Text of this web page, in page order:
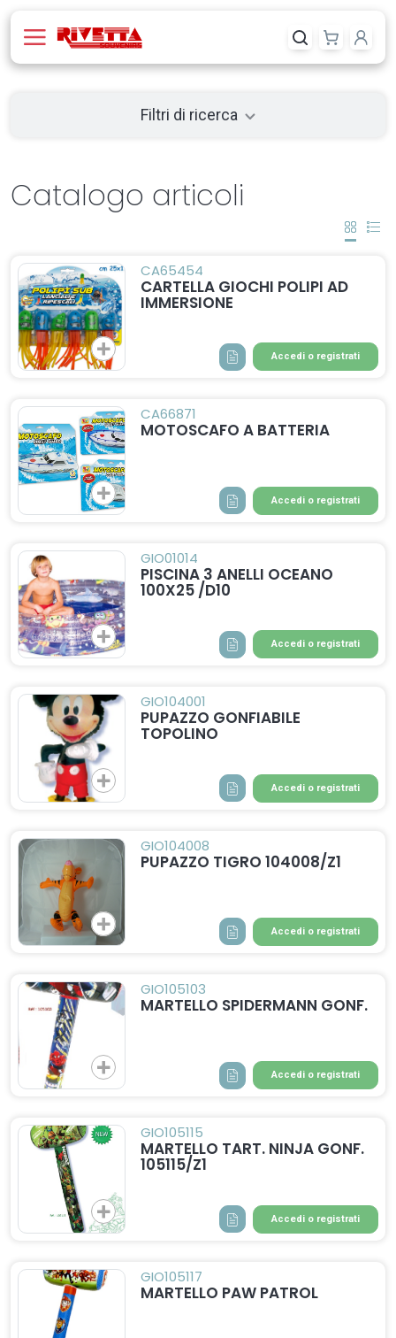
Filtri di ricerca
Catalogo articoli
CA65454
CARTELLA GIOCHI POLIPI AD
IMMERSIONE
Accedi o registrati
CA66871
MOTOSCAFO A BATTERIA
Accedi o registrati
GIO01014
PISCINA 3 ANELLI OCEANO
100X25 /D10
Accedi o registrati
GIO104001
PUPAZZO GONFIABILE
TOPOLINO
Accedi o registrati
GIO104008
PUPAZZO TIGRO 104008/Z1
Accedi o registrati
GIO105103
MARTELLO SPIDERMANN GONF.
Accedi o registrati
GIO105115
MARTELLO TART. NINJA GONF.
105115/Z1
Accedi o registrati
GIO105117
MARTELLO PAW PATROL